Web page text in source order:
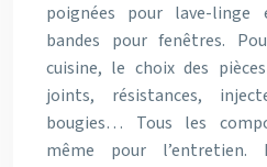
poignées pour lave-
bandes pour fenêtres.
cuisine, le choix des
joints, résistances,
bougies… Tous les
même pour